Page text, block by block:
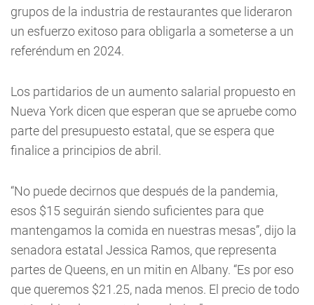
grupos de la industria de restaurantes que lideraron
un esfuerzo exitoso para obligarla a someterse a un
referéndum en 2024.
Los partidarios de un aumento salarial propuesto en
Nueva York dicen que esperan que se apruebe como
parte del presupuesto estatal, que se espera que
finalice a principios de abril.
“No puede decirnos que después de la pandemia,
esos $15 seguirán siendo suficientes para que
mantengamos la comida en nuestras mesas”, dijo la
senadora estatal Jessica Ramos, que representa
partes de Queens, en un mitin en Albany. “Es por eso
que queremos $21.25, nada menos. El precio de todo